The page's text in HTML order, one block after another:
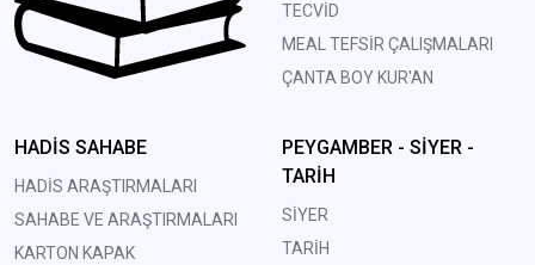
TECVİD
MEAL TEFSİR ÇALIŞMALARI
ÇANTA BOY KUR'AN
HADİS SAHABE
HADİS ARAŞTIRMALARI
SAHABE VE ARAŞTIRMALARI
KARTON KAPAK
PEYGAMBER - SİYER -
TARİH
SİYER
TARİH